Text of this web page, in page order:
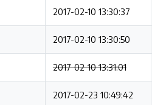
2017-02-10 13:30:37
2017-02-10 13:30:50
2017-02-10 13:31:01
2017-02-23 10:49:42